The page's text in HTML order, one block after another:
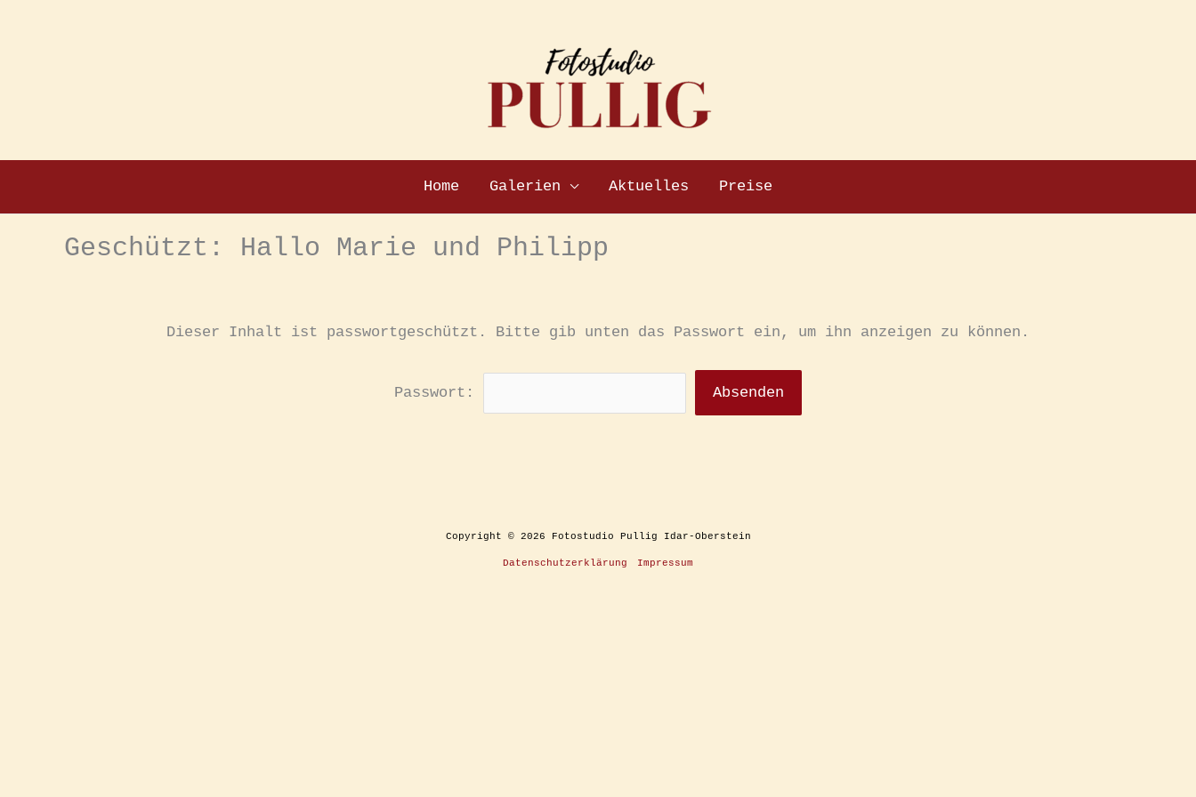
Home Galerien Aktuelles Preise
Geschützt: Hallo Marie und Philipp
Dieser Inhalt ist passwortgeschützt. Bitte gib unten das Passwort ein, um ihn anzeigen zu können.
Passwort:
Copyright © 2026 Fotostudio Pullig Idar-Oberstein
Datenschutzerklärung Impressum